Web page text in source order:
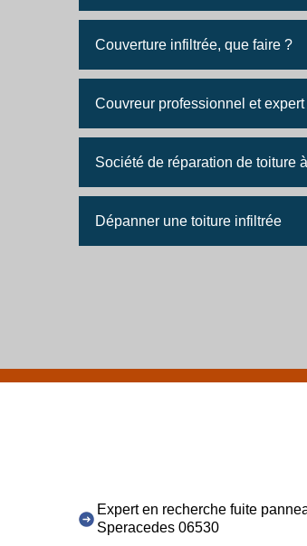
Couverture infiltrée, que faire ?
Couvreur professionnel et
Société de réparation de toiture
Dépanner une toiture infiltrée
Expert en recherche fuite
Speracedes 06530